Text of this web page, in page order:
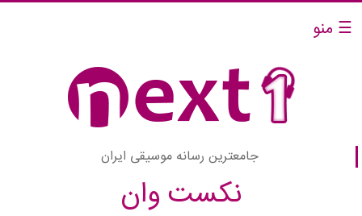
☰ منو
جامعترین رسانه موسیقی ایران
نکست وان